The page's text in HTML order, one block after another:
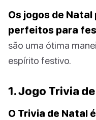
Os jogos de
perfeitos para
são uma ótima
espírito festivo.
1. Jogo Trivia
O Trivia de Natal